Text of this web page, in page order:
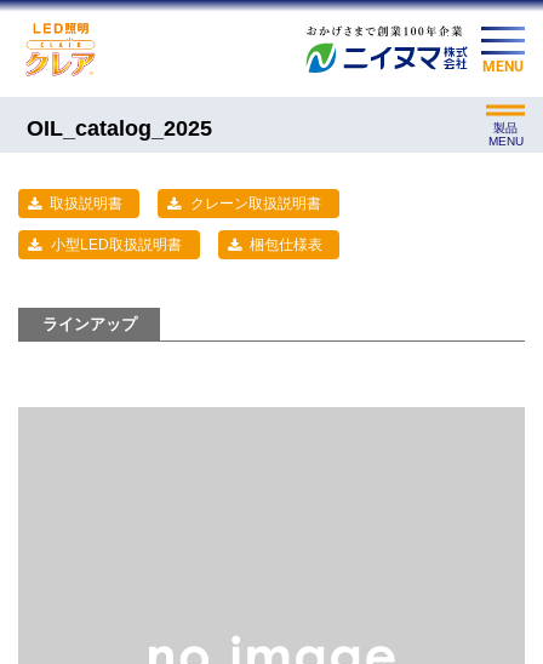
MENU
OIL_catalog_2025
製品
MENU
取扱説明書 クレーン取扱説明書
小型LED取扱説明書 梱包仕様表
ラインアップ